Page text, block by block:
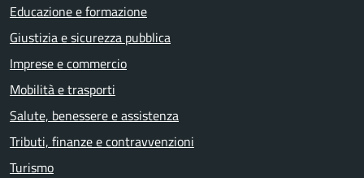
Educazione e formazione
Giustizia e sicurezza pubblica
Imprese e commercio
Mobilità e trasporti
Salute, benessere e assistenza
Tributi, finanze e contravvenzioni
Turismo